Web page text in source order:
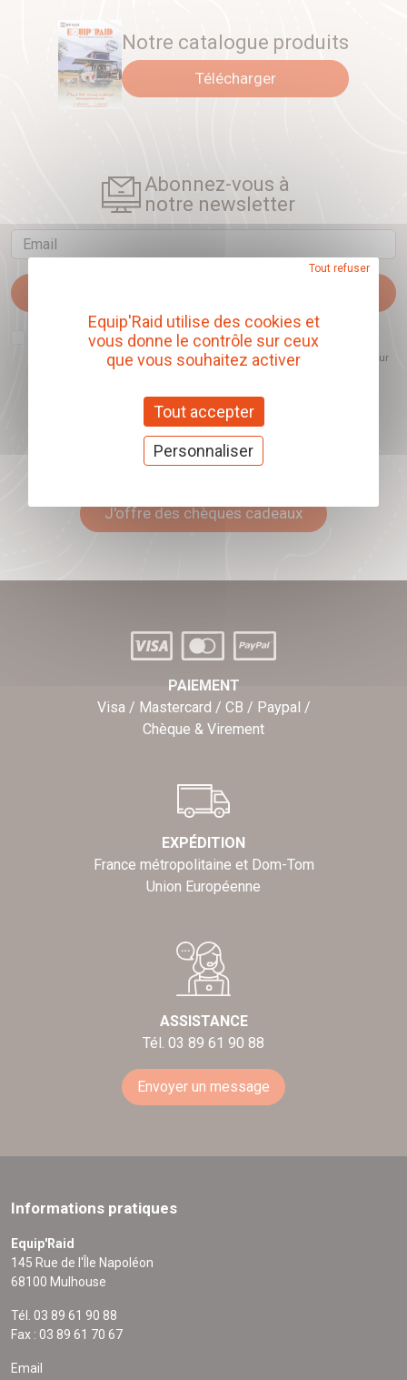
Notre catalogue produits
Télécharger
Abonnez-vous à
notre newsletter
Email
J'accepte que l'ouverture des newsletters soit mesurée, afin de mieux
comprendre les sujets qui m'intéressent et d'améliorer les contenus
proposés. Ce choix est modifiable à tout moment et reste sans incidence sur
Offrez nos chèques
J'offre des chèques cadeaux
PAIEMENT
Visa / Mastercard / CB / Paypal /
Chèque & Virement
EXPÉDITION
France métropolitaine et Dom-Tom
Union Européenne
ASSISTANCE
Tél. 03 89 61 90 88
Envoyer un message
Informations pratiques
Equip'Raid
145 Rue de l'Île Napoléon
68100 Mulhouse
Tél. 03 89 61 90 88
Fax : 03 89 61 70 67
Email
Equip'Raid utilise des cookies et
vous donne le contrôle sur ceux
que vous souhaitez activer
Tout accepter
Tout refuser
Personnaliser